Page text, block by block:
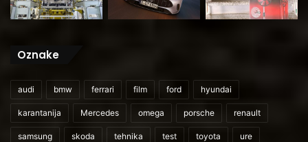
Oznake
audi bmw ferrari film ford hyundai
karantanija Mercedes omega porsche renault
samsung skoda tehnika test toyota ure